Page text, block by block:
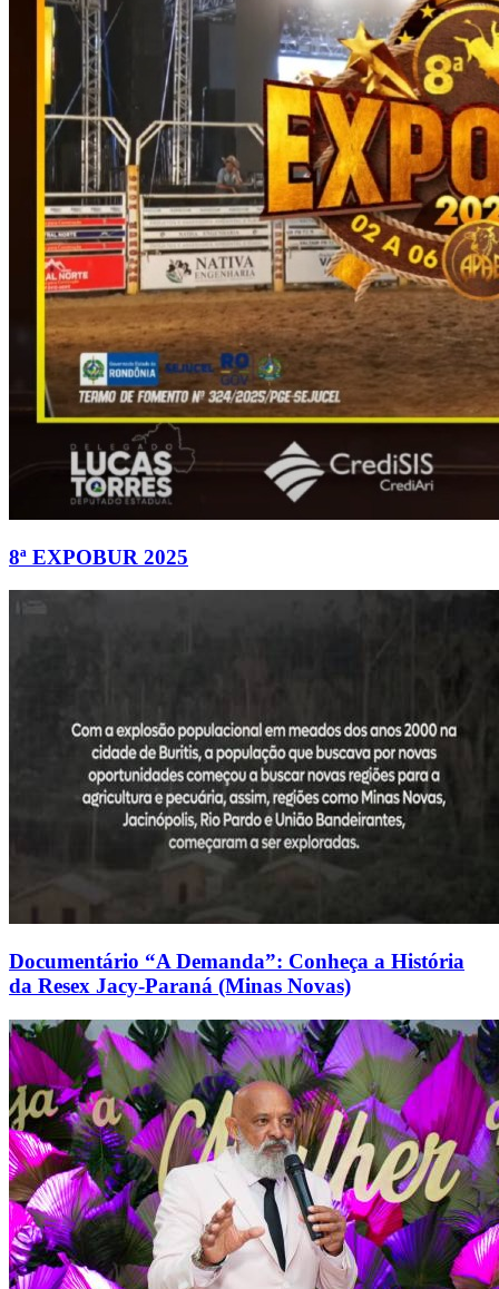
8ª EXPOBUR 2025
Documentário “A Demanda”: Conheça a História
da Resex Jacy-Paraná (Minas Novas)